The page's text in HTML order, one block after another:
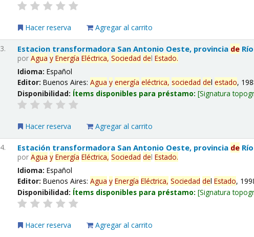
Hacer reserva Agregar al carrito
3. Estacion transformadora San Antonio Oeste, provincia de
porAgua y Energía Eléctrica, Sociedad delEstado.
Idioma:Español
Editor:Buenos Aires:Agua y energía eléctrica, sociedad delestado,
Disponibilidad: Ítems disponibles para préstamo: Signatura
Hacer reserva Agregar al carrito
4. Estación transformadora San Antonio Oeste, provincia de
porAgua y Energía Eléctrica, Sociedad delEstado.
Idioma:Español
Editor:Buenos Aires:Agua y Energía Eléctrica, Sociedad delEstado,
Disponibilidad: Ítems disponibles para préstamo: Signatura
Hacer reserva Agregar al carrito